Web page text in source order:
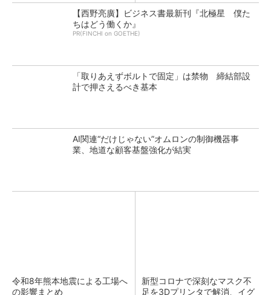
【西野亮廣】ビジネス書最新刊『北極星 僕た
ちはどう働くか』
PR(FINCHI on GOETHE)
「取りあえずボルトで固定」は禁物 締結部設
計で押さえるべき基本
AI関連“だけじゃない”オムロンの制御機器事
業、地道な顧客基盤強化が結実
令和8年熊本地震による工場へ
の影響まとめ
新型コロナで深刻なマスク不
足を3Dプリンタで解消、イグ